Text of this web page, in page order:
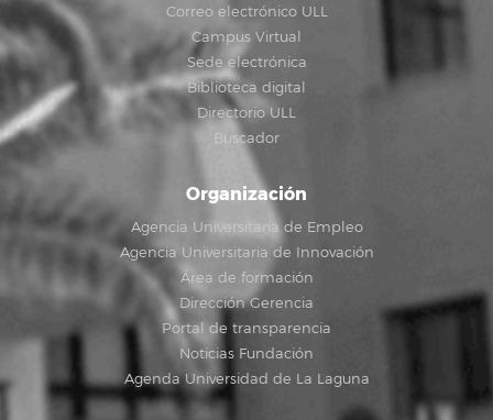
Correo electrónico ULL
Campus Virtual
Sede electrónica
Biblioteca digital
Directorio ULL
Buscador
Organización
Agencia Universitaria de Empleo
Agencia Universitaria de Innovación
Área de formación
Dirección Gerencia
Portal de transparencia
Noticias Fundación
Agenda Universidad de La Laguna